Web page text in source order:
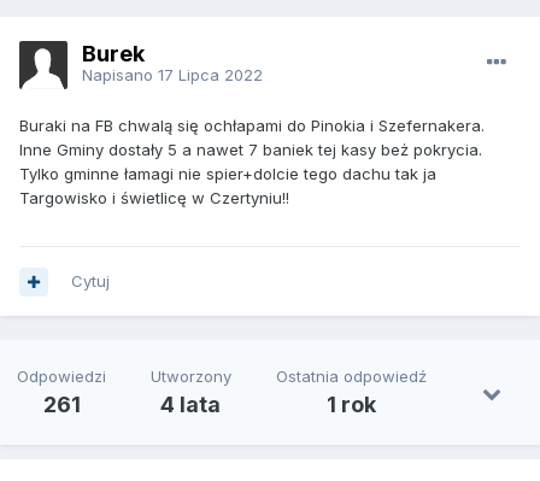
Burek
Napisano 17 Lipca 2022
Buraki na FB chwalą się ochłapami do Pinokia i Szefernakera.
Inne Gminy dostały 5 a nawet 7 baniek tej kasy beż pokrycia.
Tylko gminne łamagi nie spier+dolcie tego dachu tak ja
Targowisko i świetlicę w Czertyniu!!
Cytuj
Odpowiedzi
261
Utworzony
4 lata
Ostatnia odpowiedź
1 rok